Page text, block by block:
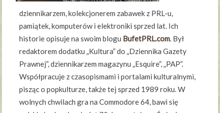
dziennikarzem, kolekcjonerem zabawek z PRL-u,
pamiątek, komputerów i elektroniki sprzed lat. Ich
historie opisuje na swoim blogu BufetPRL.com . Był
redaktorem dodatku „Kultura” do „Dziennika Gazety
Prawnej”, dziennikarzem magazynu „Esquire”, „PAP”.
Współpracuje z czasopismami i portalami kulturalnymi,
pisząc o popkulturze, także tej sprzed 1989 roku. W
wolnych chwilach gra na Commodore 64, bawi się